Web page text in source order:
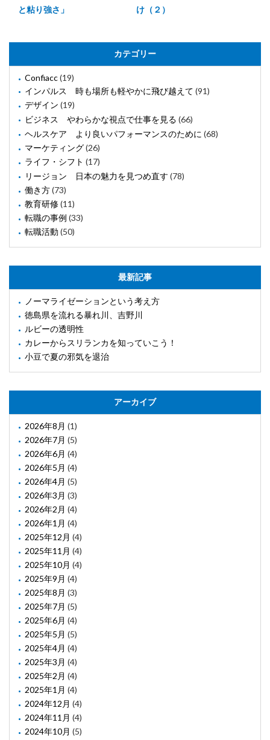
け（２）
と粘り強さ」
カテゴリー
Confiacc(19)
インパルス 時も場所も軽やかに飛び越えて (91)
デザイン (19)
ビジネス やわらかな視点で仕事を見る (66)
ヘルスケア より良いパフォーマンスのために (68)
マーケティング(26)
ライフ・シフト (17)
リージョン 日本の魅力を見つめ直す (78)
働き方(73)
教育研修(11)
転職の事例 (33)
転職活動 (50)
最新記事
ノーマライゼーションという考え方
徳島県を流れる暴れ川、吉野川
ルビーの透明性
カレーからスリランカを知っていこう！
小豆で夏の邪気を退治
アーカイブ
2026年8月 (1)
2026年7月 (5)
2026年6月 (4)
2026年5月 (4)
2026年4月 (5)
2026年3月 (3)
2026年2月 (4)
2026年1月 (4)
2025年12月 (4)
2025年11月 (4)
2025年10月 (4)
2025年9月 (4)
2025年8月 (3)
2025年7月 (5)
2025年6月 (4)
2025年5月 (5)
2025年4月 (4)
2025年3月 (4)
2025年2月 (4)
2025年1月 (4)
2024年12月 (4)
2024年11月 (4)
2024年10月 (5)